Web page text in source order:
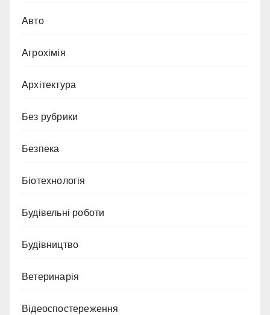
Авто
Агрохімія
Архітектура
Без рубрики
Безпека
Біотехнологія
Будівельні роботи
Будівництво
Ветеринарія
Відеоспостереження